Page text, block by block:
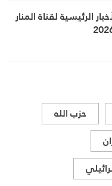
الرئيسية لقناة المنار
حزب الله